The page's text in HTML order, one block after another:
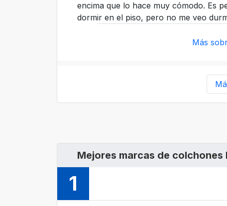
encima que lo hace muy cómodo. Es
dormir en el piso, pero no me veo
Más
Mejores marcas de colchones
1